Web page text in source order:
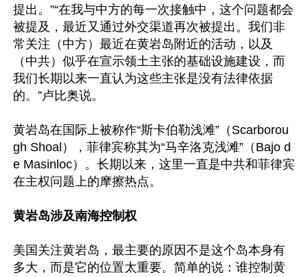
提出。”“在我与中方的每一次接触中，这个问题都会
被提及，最近又通过外交渠道再次被提出。我们非
常关注（中方）最近在黄岩岛附近的活动，以及
（中共）似乎在宣示领土主张的基础设施建设，而
我们长期以来一直认为这些主张是没有法律依据
的。”卢比奥说。
黄岩岛在国际上被称作“斯卡伯勒浅滩”（Scarborou
gh Shoal），菲律宾称其为“马辛洛克浅滩”（Bajo d
e Masinloc）。长期以来，这里一直是中共和菲律宾
在主权问题上的摩擦热点。
黄岩岛涉及南海控制权
美国关注黄岩岛，最主要的原因不是这个岛本身有
多大，而是它的位置太重要。简单的说：谁控制黄